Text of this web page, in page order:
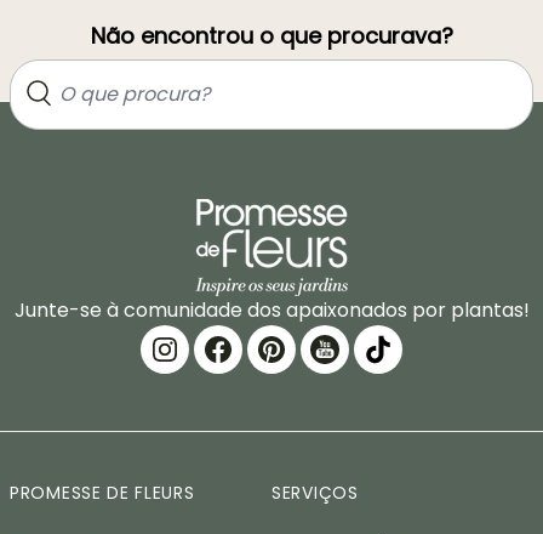
Não encontrou o que procurava?
Junte-se à comunidade dos apaixonados por plantas!
PROMESSE DE FLEURS SERVIÇOS